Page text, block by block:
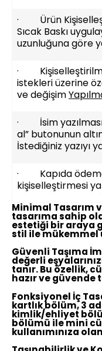
· Ürün
Sıcak Baskı
uzunluğuna göre
·
istekleri üzerine
ve değişim
· İsim
al” butonunun
İstediğiniz yazıyı
· Kapıda
kişiselleştirmesi
Minimal Tasarım
tasarıma sahip
estetiği bir araya
stil ile mükemmel
Güvenli Taşıma
değerli
tanır. Bu özellik,
hazır ve güvende
Fonksiyonel İç
kartlık bölüm, 3
kimlik/ehliyet
bölümü ile mini
kullanımınıza